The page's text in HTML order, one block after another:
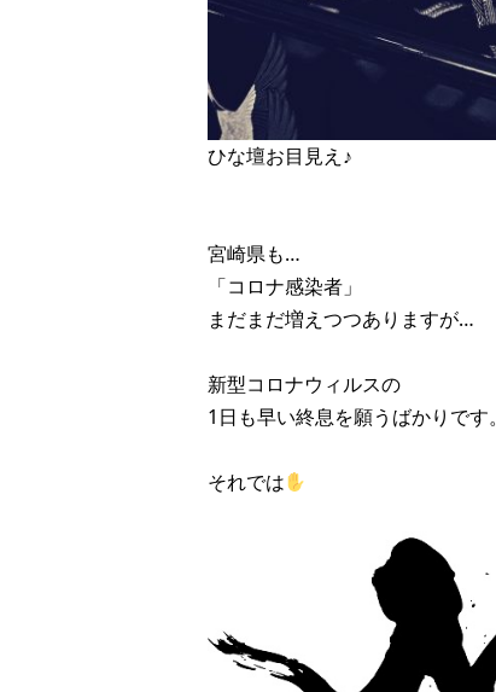
ひな壇お目見え♪
宮崎県も…
「コロナ感染者」
まだまだ増えつつありますが…
新型コロナウィルスの
1日も早い終息を願うばかりです。
それでは